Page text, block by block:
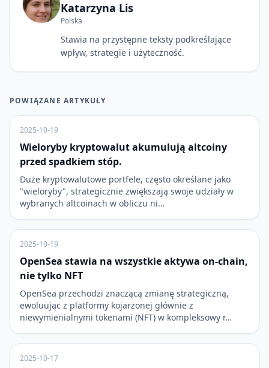
Katarzyna Lis
Polska
Stawia na przystępne teksty podkreślające
wpływ, strategie i użyteczność.
POWIĄZANE ARTYKUŁY
2025-10-19
Wieloryby kryptowalut akumulują altcoiny
przed spadkiem stóp.
Duże kryptowalutowe portfele, często określane jako
"wieloryby", strategicznie zwiększają swoje udziały w
wybranych altcoinach w obliczu ni…
2025-10-19
OpenSea stawia na wszystkie aktywa on-chain,
nie tylko NFT
OpenSea przechodzi znaczącą zmianę strategiczną,
ewoluując z platformy kojarzonej głównie z
niewymienialnymi tokenami (NFT) w kompleksowy r…
2025-10-17